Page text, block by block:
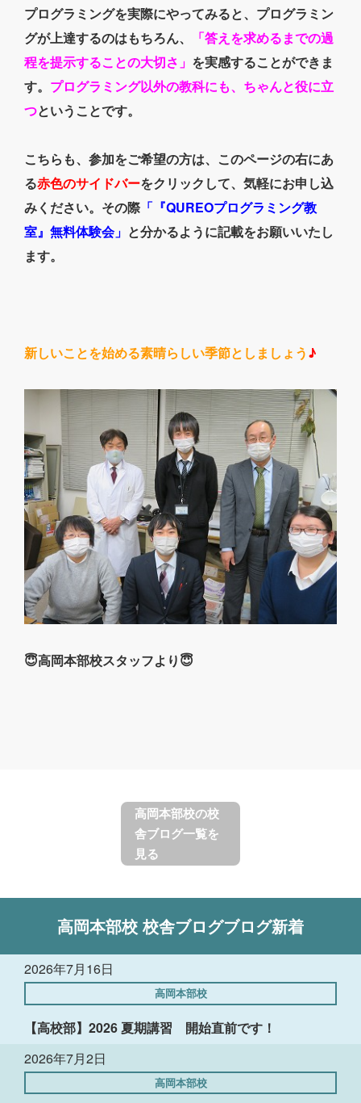
プログラミングを実際にやってみると、プログラミン
グが上達するのはもちろん、
「答えを求めるまでの過
程を提示することの大切さ」 を実感することができま
す。 プログラミング以外の教科にも、ちゃんと役に立
つということです。
こちらも、参加をご希望の方は、このページの右にあ
る赤色のサイドバーをクリックして、気軽にお申し込
みください。その際「『QUREOプログラミング教
室』無料体験会」 と分かるように記載をお願いいたし
ます。
新しいことを始める素晴らしい季節としましょう♪
😇高岡本部校スタッフより😇
高岡本部校の校
舎ブログ一覧を
見る
高岡本部校 校舎ブログブログ新着
2026年7月16日
高岡本部校
【高校部】2026 夏期講習 開始直前です！
2026年7月2日
高岡本部校